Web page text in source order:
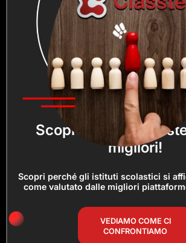
Scopri perché
migliori!
Scopri perché gli istituti scolastici si
come valutato dalle migliori
VEDIAMO COME CI
CONFRONTIAMO